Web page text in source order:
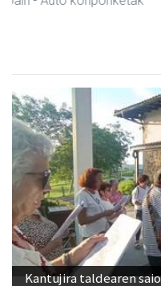
Kantujira taldearen